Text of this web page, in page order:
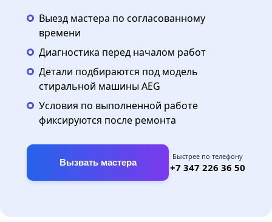
Выезд мастера по согласованному
времени
Диагностика перед началом работ
Детали подбираются под модель
стиральной машины AEG
Условия по выполненной работе
фиксируются после ремонта
Вызвать мастера
Быстрее по телефону
+7 347 226 36 50